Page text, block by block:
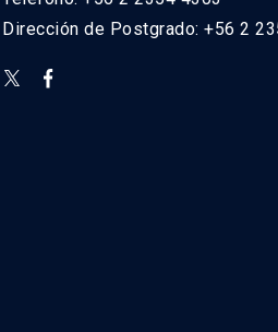
Dirección de Postgrado: +56 2